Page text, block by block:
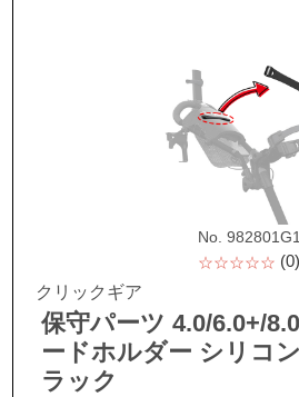
No. 982801G1
☆☆☆☆☆ (0)
クリックギア
保守パーツ 4.0/6.0+/
ードホルダー シリコ
ラック